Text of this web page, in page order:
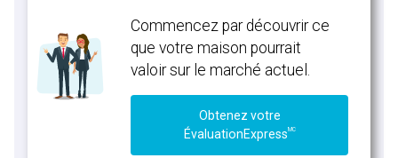
Commencez par découvrir ce
que votre maison pourrait
valoir sur le marché actuel.
Obtenez votre
ÉvaluationExpressMC